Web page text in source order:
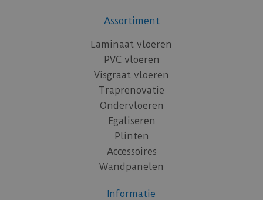
Assortiment
Laminaat vloeren
PVC vloeren
Visgraat vloeren
Traprenovatie
Ondervloeren
Egaliseren
Plinten
Accessoires
Wandpanelen
Informatie